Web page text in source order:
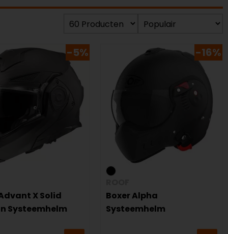
-5%
X Solid
Systeemhelm
-16%
Boxer Alpha
Systeemhelm